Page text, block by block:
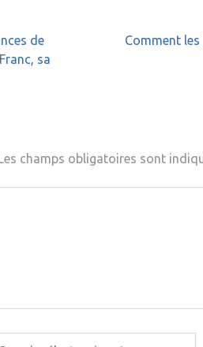
de
sa
Comment
champs obligatoires sont